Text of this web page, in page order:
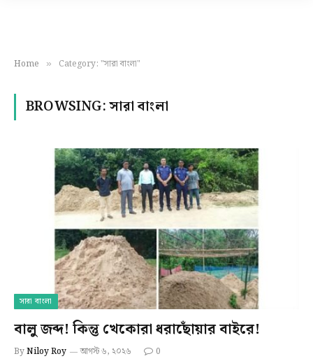
Home » Category: "সারা বাংলা"
BROWSING:সারা বাংলা
সারা বাংলা
বালু জব্দ! কিন্তু খেকোরা ধরাছোঁয়ার বাইরে!
ByNiloy Roy আগস্ট ৬, ২০২৬ 0